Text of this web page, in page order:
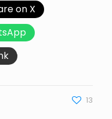
on X
13